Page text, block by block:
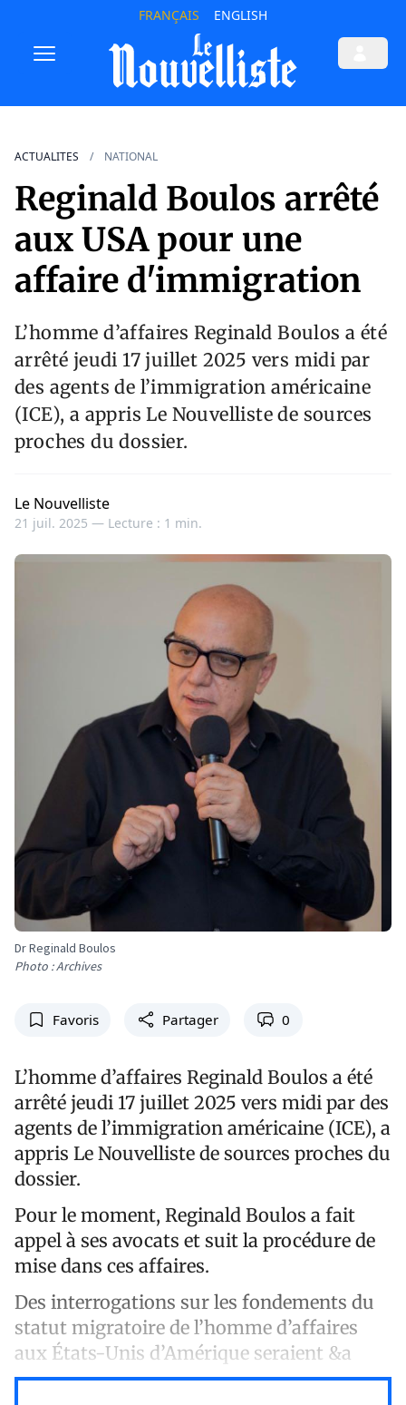
FRANÇAIS ENGLISH
ACTUALITES NATIONAL
Reginald Boulos arrêté
aux USA pour une
affaire d'immigration
L’homme d’affaires Reginald Boulos a été
arrêté jeudi 17 juillet 2025 vers midi par
des agents de l’immigration américaine
(ICE), a appris Le Nouvelliste de sources
proches du dossier.
Le Nouvelliste
21 juil. 2025 — Lecture : 1 min.
Dr Reginald Boulos
Photo : Archives
Favoris Partager 0
L’homme d’affaires Reginald Boulos a été
arrêté jeudi 17 juillet 2025 vers midi par des
agents de l’immigration américaine (ICE), a
appris Le Nouvelliste de sources proches du
dossier.
Pour le moment, Reginald Boulos a fait
appel à ses avocats et suit la procédure de
mise dans ces affaires.
Des interrogations sur les fondements du
statut migratoire de l’homme d’affaires
aux États-Unis d’Amérique seraient &a